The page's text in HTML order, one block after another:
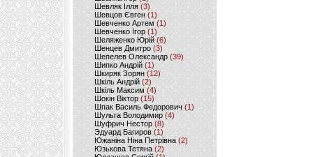
Шевляк Ілля (3)
Шевцов Євген (1)
Шевченко Артем(1)
Шевченко Ігор(1)
Шеляженко Юрій (6)
Шенцев Дмитро (3)
Шепелев Олександр (39)
Шипко Андрій(1)
Шкиряк Зорян(12)
Шкіль Андрій(2)
Шкіль Максим (4)
Шокін Віктор (15)
Шпак Василь Федорович (1)
Шульга Володимир (4)
Шуфрич Нестор(8)
Эдуард Багиров (1)
Южаніна Ніна Петрівна (2)
Юзькова Тетяна(2)